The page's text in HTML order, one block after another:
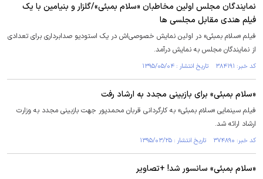
نمایندگان مجلس اولین مخاطبان «سلام بمبئی»/گلزار و بنیامین با یک
فیلم هندی مقابل مجلسی ها
فیلم «سلام بمبئی» در اولین نمایش خصوصی‌اش در یک استودیو صدابرداری برای تعدادی
از نمایندگان مجلس به نمایش درآمد.
کد خبر: ۳۸۴۱۹۱ تاریخ انتشار : ۱۳۹۵/۰۵/۰۴
«سلام بمبئی» برای بازبینی مجدد به ارشاد رفت
فیلم سینمایی «سلام بمبئی» به کارگردانی قربان محمدپور جهت بازبینی مجدد به وزارت
ارشاد ارائه شد.
کد خبر: ۳۷۴۸۹۰ تاریخ انتشار : ۱۳۹۵/۰۳/۲۵
«سلام بمبئی» سانسور شد! +تصاویر